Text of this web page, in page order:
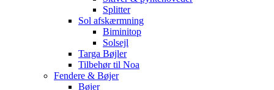
Splitter
Sol afskærmning
Biminitop
Solsejl
Targa Bøjler
Tilbehør til Noa
Fendere & Bøjer
Bøjer